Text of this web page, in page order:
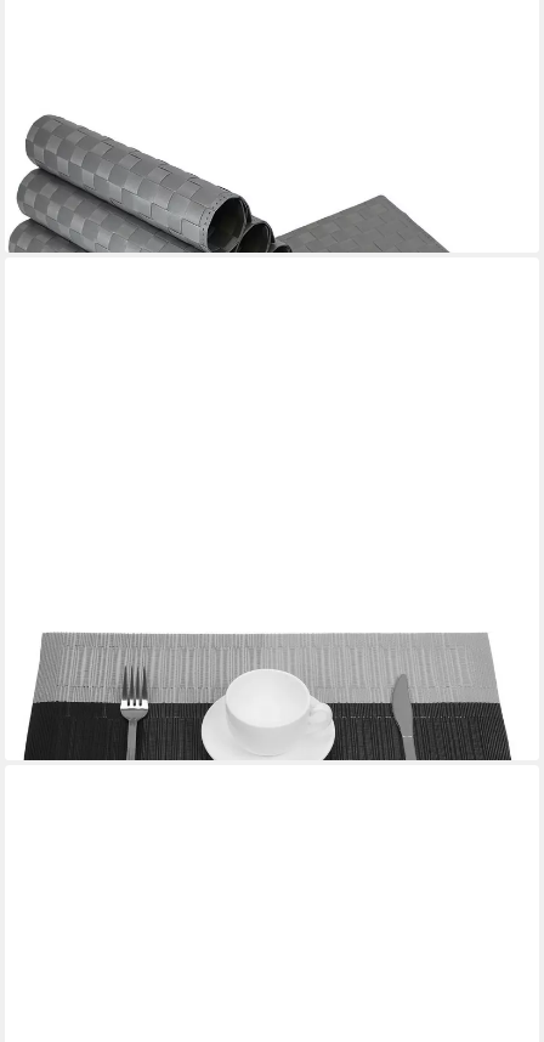
Platzset Tischset MODERN hellgrau grau Tischunterlage als
Tischdeko, (12-St), modernes Esstisch Platzdeckchen als
abwaschbarer Tischuntersetzer
26,99 €
lieferbar - in 2-3 Werktagen bei dir
BELLE VOUS
Platzset Belle Vous 6er Tischsets PVC, grau/schwarz, rutschfest
27,99 €
lieferbar - in 3-4 Werktagen bei dir